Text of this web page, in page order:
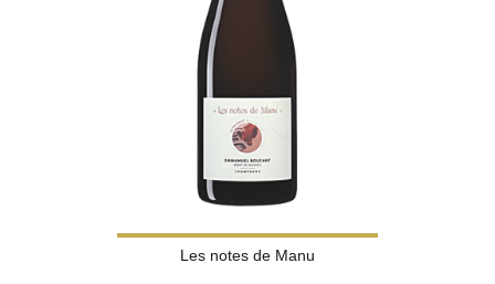
Les notes de Manu